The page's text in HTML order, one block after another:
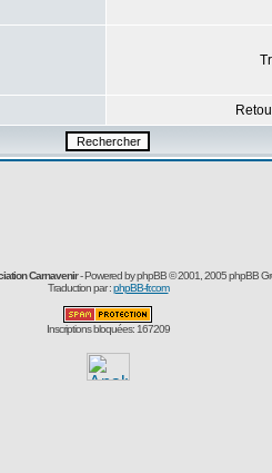
Carnavenir- Powered byphpBB© 2001, 2005 phpBB
Traduction par :phpBB-fr.com
Inscriptions bloquées: 167209